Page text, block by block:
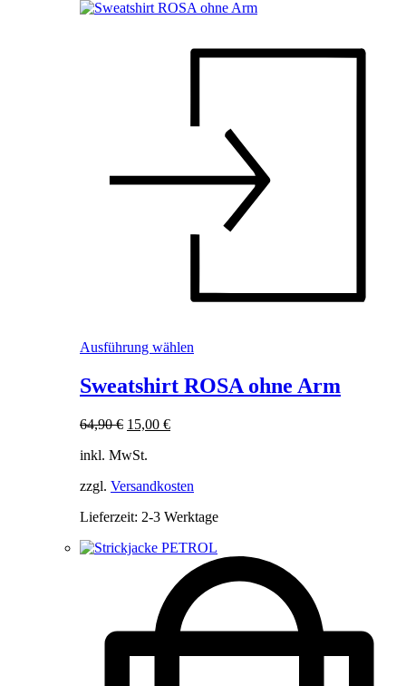
Ausführung wählen
weist
mehrere
auf
der
Produktseite
gewählt
werden
Sweatshirt ROSA ohne Arm
64,90€ Ursprünglicher
war:
15,00 €Aktueller
inkl. MwSt.
zzgl. Versandkosten
Lieferzeit: 2-3 Werktage